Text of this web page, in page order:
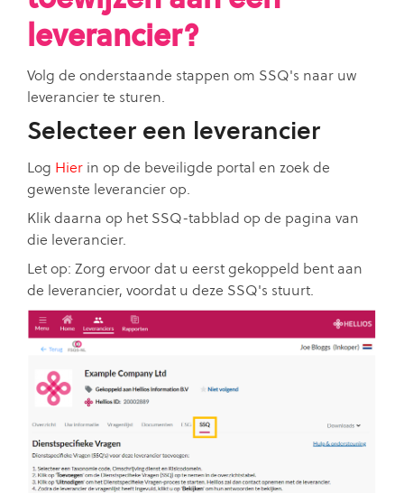
leverancier?
Volg de onderstaande stappen om SSQ's naar uw
leverancier te sturen.
Selecteer een leverancier
Log Hier in op de beveiligde portal en zoek de
gewenste leverancier op.
Klik daarna op het SSQ-tabblad op de pagina van
die leverancier.
Let op: Zorg ervoor dat u eerst gekoppeld bent aan
de leverancier, voordat u deze SSQ's stuurt.